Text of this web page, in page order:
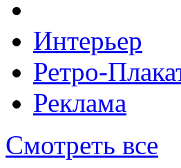
Интерьер
Ретро-
Реклама
Смотреть все